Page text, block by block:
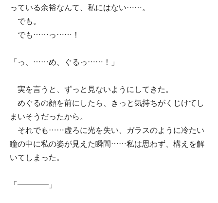
っている余裕なんて、私にはない……。
でも。
でも……っ……！
「っ、……め、ぐるっ……！」
実を言うと、ずっと見ないようにしてきた。
めぐるの顔を前にしたら、きっと気持ちがくじけてし
まいそうだったから。
それでも……虚ろに光を失い、ガラスのように冷たい
瞳の中に私の姿が見えた瞬間……私は思わず、構えを解
いてしまった。
「――――」